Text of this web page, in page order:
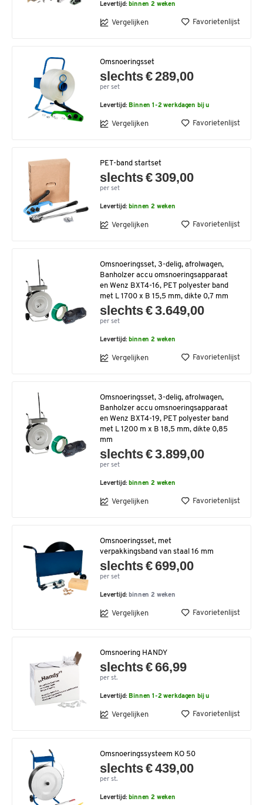
Levertijd: binnen 2 weken
Vergelijken Favorietenlijst
Omsnoeringsset
slechts € 289,00
per set
Levertijd: Binnen 1-2 werkdagen bij u
Vergelijken Favorietenlijst
PET-band startset
slechts € 309,00
per set
Levertijd: binnen 2 weken
Vergelijken Favorietenlijst
Omsnoeringsset, 3-delig, afrolwagen,
Banholzer accu omsnoeringsapparaat
en Wenz BXT4-16, PET polyester band
met L 1700 x B 15,5 mm, dikte 0,7 mm
slechts € 3.649,00
per set
Levertijd: binnen 2 weken
Vergelijken Favorietenlijst
Omsnoeringsset, 3-delig, afrolwagen,
Banholzer accu omsnoeringsapparaat
en Wenz BXT4-19, PET polyester band
met L 1200 m x B 18,5 mm, dikte 0,85
mm
slechts € 3.899,00
per set
Levertijd: binnen 2 weken
Vergelijken Favorietenlijst
Omsnoeringsset, met
verpakkingsband van staal 16 mm
slechts € 699,00
per set
Levertijd: binnen 2 weken
Vergelijken Favorietenlijst
Omsnoering HANDY
slechts € 66,99
per st.
Levertijd: Binnen 1-2 werkdagen bij u
Vergelijken Favorietenlijst
Omsnoeringssysteem KO 50
slechts € 439,00
per st.
Levertijd: binnen 2 weken